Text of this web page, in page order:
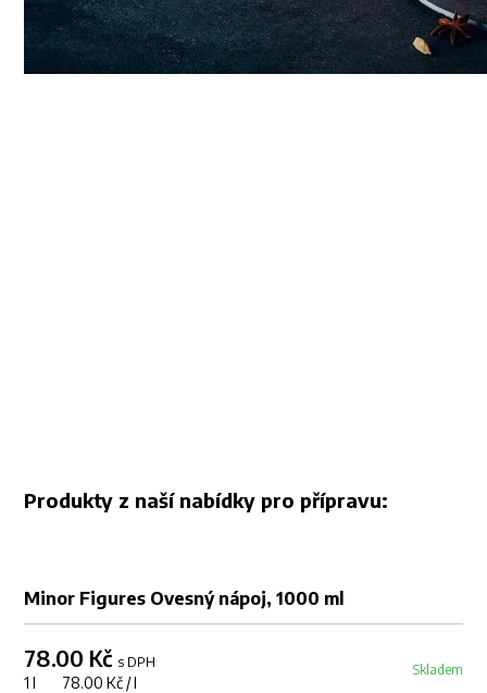
Produkty z naší nabídky pro přípravu:
Minor Figures Ovesný nápoj, 1000 ml
78.00 Kč s DPH
1 l 78.00 Kč / l
Skladem